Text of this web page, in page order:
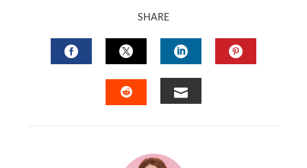
SHARE
FACEBOOKTWITTERLINKEDIN